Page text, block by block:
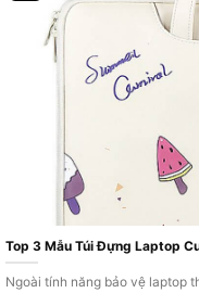
Top 3 Mẫu Túi Đựng Laptop
Ngoài tính năng bảo vệ laptop